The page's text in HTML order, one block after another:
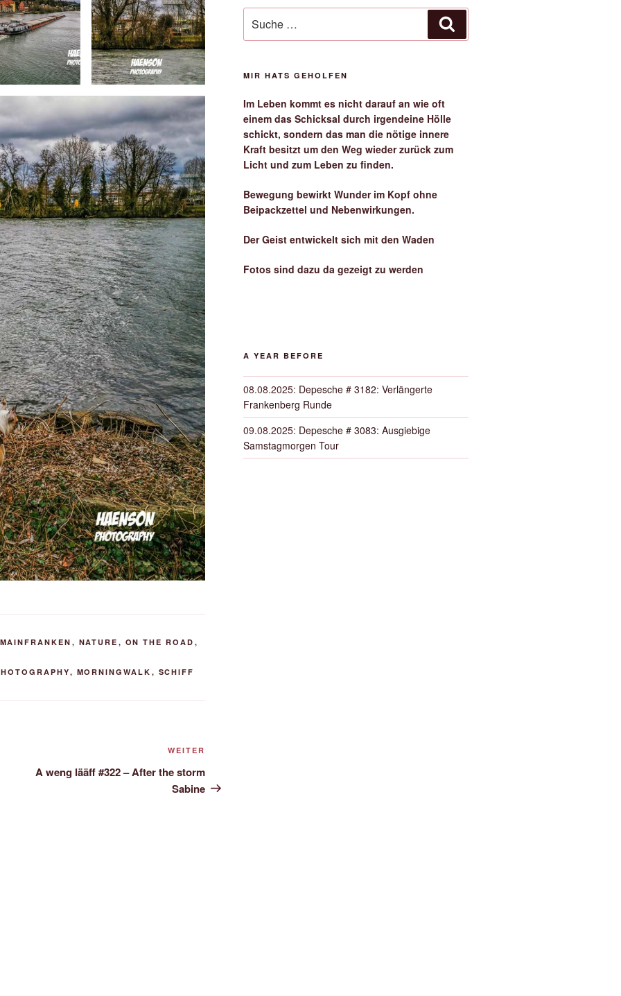
MAINFRANKEN , NATURE , ON THE ROAD ,
, MORNINGWALK , SCHIFF
Beitrag
WEITER
A weng lääff #322 – After the storm
Sabine
nach:
MIR HATS GEHOLFEN
Im Leben kommt es nicht darauf an wie oft
einem das Schicksal durch irgendeine Hölle
schickt, sondern das man die nötige innere
Kraft besitzt um den Weg wieder zurück zum
Licht und zum Leben zu finden.
Bewegung bewirkt Wunder im Kopf ohne
Beipackzettel und Nebenwirkungen.
Der Geist entwickelt sich mit den Waden
Fotos sind dazu da gezeigt zu werden
A YEAR BEFORE
08.08.2025: Depesche # 3182: Verlängerte
Frankenberg Runde
09.08.2025: Depesche # 3083: Ausgiebige
Samstagmorgen Tour